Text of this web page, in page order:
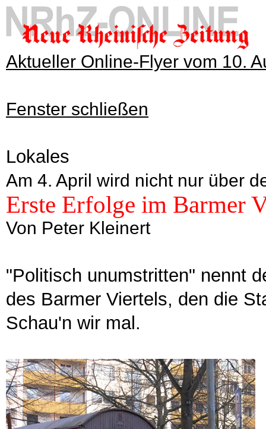
Aktueller Online-Flyer vom 10.
Fenster schließen
Lokales
Am 4. April wird nicht nur über
Erste Erfolge im Barmer
Von Peter Kleinert
"Politisch unumstritten" nennt
des Barmer Viertels, den die
Schau'n wir mal.